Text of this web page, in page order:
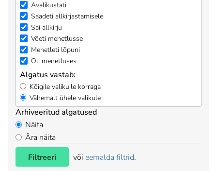
Avalikustati
Saadeti allkirjastamisele
Sai allkirju
Võeti menetlusse
Menetleti lõpuni
Oli menetluses
Algatus vastab:
Kõigile valikuile korraga
Vähemalt ühele valikule
Arhiveeritud algatused
Näita
Ära näita
Filtreeri
või eemalda filtrid.